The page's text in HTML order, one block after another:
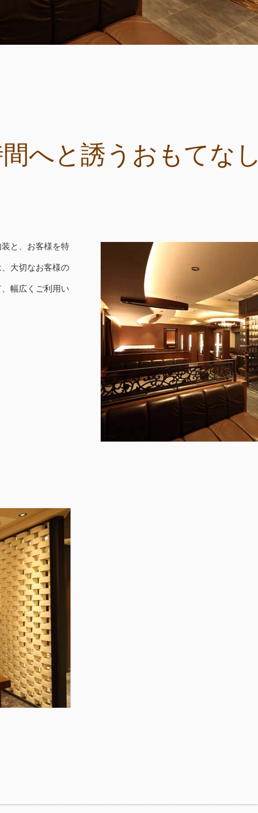
へと誘うおもてなし
と、お客様を特
大切なお客様の
幅広くご利用い